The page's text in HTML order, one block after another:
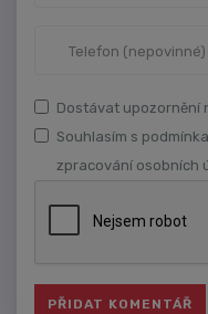
Dostávat upozornění
Souhlasím s
zpracování osobních